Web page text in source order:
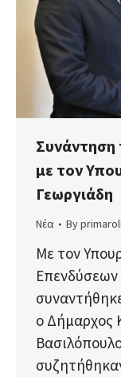
με τον
Γεωργιάδη
Νέα By
Με τον
ο Δήμαρχος